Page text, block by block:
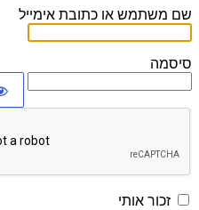
שם משתמש או כתובת אימייל
סיסמה
זכור אותי